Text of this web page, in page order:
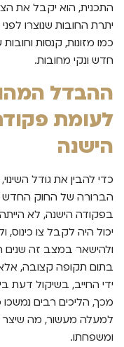
התכנית, הוא יקבל את
יתרת החובות שנוצרו
כמו מזונות, קנסות
חדש ונקי מחובות.
ההבדל
לעומת
הישנה
כדי להבין את גודל
הברורה של החוק
בפקודה הישנה, לא
יכול היה לקבל צו
ולהישאר במצב זה
בתום תקופה קצובה,
ידי החייב, בשיקול דעת
למעלה מעשור, מה שיצר
ומשפחתו.